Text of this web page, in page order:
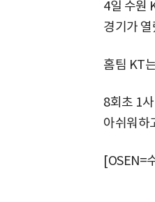
4일 수원
경기가
홈팀 KT
8회초 1
아쉬워하
[OSEN=